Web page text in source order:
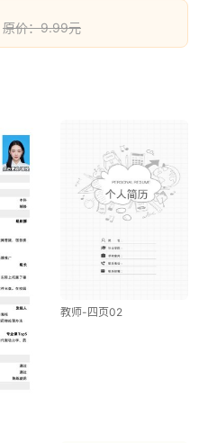
原价：9.99元
教师-四页02